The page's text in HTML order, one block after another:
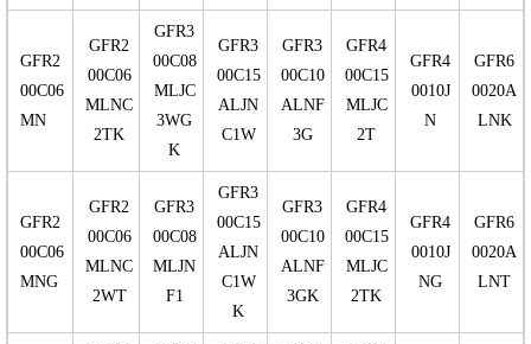
GFR2
00C06
MN
GFR2
00C06
MLNC
2TK
GFR3
00C08
MLJC
3WG
K
GFR3
00C15
ALJN
C1W
GFR3
00C10
ALNF
3G
GFR4
00C15
MLJC
2T
GFR4
0010J
N
GFR6
0020A
LNK
GFR2
00C06
MNG
GFR2
00C06
MLNC
2WT
GFR3
00C08
MLJN
F1
GFR3
00C15
ALJN
C1W
K
GFR3
00C10
ALNF
3GK
GFR4
00C15
MLJC
2TK
GFR4
0010J
NG
GFR6
0020A
LNT